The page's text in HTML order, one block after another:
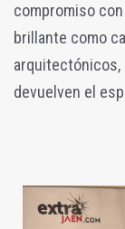
compromiso
brillante como
arquitectónicos,
devuelven el